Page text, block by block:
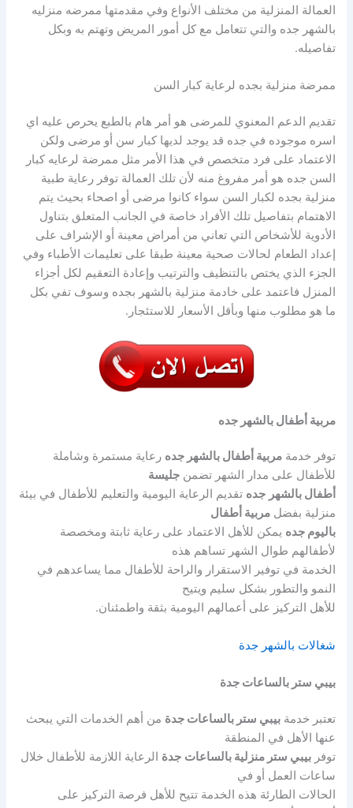
العمالة المنزلية من مختلف الأنواع وفي مقدمتها ممرضه منزليه
بالشهر جده والتي تتعامل مع كل أمور المريض وتهتم به وبكل
تفاصيله.
ممرضة منزلية بجده لرعاية كبار السن
تقديم الدعم المعنوي للمرضى هو أمر هام بالطبع يحرص عليه اي
اسره موجوده في جده قد يوجد لديها كبار سن أو مرضى ولكن
الاعتماد على فرد متخصص في هذا الأمر مثل ممرضة لرعايه كبار
السن جده هو أمر مفروغ منه لأن تلك العمالة توفر رعاية طبية
منزلية بجده لكبار السن سواء كانوا مرضى أو اصحاء بحيث يتم
الاهتمام بتفاصيل تلك الأفراد خاصة في الجانب المتعلق بتناول
الأدوية للأشخاص التي تعاني من أمراض معينة أو الإشراف على
إعداد الطعام لحالات صحية معينة طبقا على تعليمات الأطباء وفي
الجزء الذي يختص بالتنظيف والترتيب وإعادة التعقيم لكل أجزاء
المنزل فاعتمد على خادمة منزلية بالشهر بجده وسوف تفي بكل
ما هو مطلوب منها وبأقل الأسعار للاستئجار.
مربية أطفال بالشهر جده
توفر خدمةمربية أطفال بالشهر جده رعاية مستمرة وشاملة
للأطفال على مدار الشهر تضمنجليسة
أطفال بالشهر جده تقديم الرعاية اليومية والتعليم للأطفال في بيئة
منزلية بفضلمربية أطفال
باليوم جده يمكن للأهل الاعتماد على رعاية ثابتة ومخصصة
لأطفالهم طوال الشهر تساهم هذه
الخدمة في توفير الاستقرار والراحة للأطفال مما يساعدهم في
النمو والتطور بشكل سليم ويتيح
للأهل التركيز على أعمالهم اليومية بثقة واطمئنان.
شغالات بالشهر جدة
بيبي ستر بالساعات جدة
تعتبر خدمةبيبي ستر بالساعات جدة من أهم الخدمات التي يبحث
عنها الأهل في المنطقة
توفربيبي ستر منزلية بالساعات جدة الرعاية اللازمة للأطفال خلال
ساعات العمل أو في
الحالات الطارئة هذه الخدمة تتيح للأهل فرصة التركيز على